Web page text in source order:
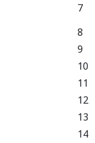
7
8
9
10
11
12
13
14